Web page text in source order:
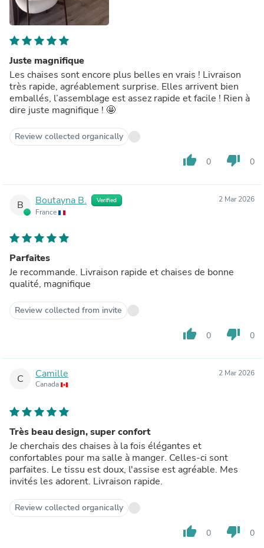
Juste magnifique
Les chaises sont encore plus belles en vrais ! Livraison
très rapide, agréablement surprise. Elles arrivent bien
emballés, l’assemblage est assez rapide et facile ! Rien à
dire juste magnifique ! 🤩
Review collected organically
thumb_up 0 thumb_down 0
B Boutayna B. Verified
France
2 Mar 2026
Parfaites
Je recommande. Livraison rapide et chaises de bonne
qualité, magnifique
Review collected from invite
thumb_up 0 thumb_down 0
C Camille
Canada
2 Mar 2026
Très beau design, super confort
Je cherchais des chaises à la fois élégantes et
confortables pour ma salle à manger. Celles-ci sont
parfaites. Le tissu est doux, l'assise est agréable. Mes
invités les adorent. Livraison rapide.
Review collected organically
thumb_up 0 thumb_down 0